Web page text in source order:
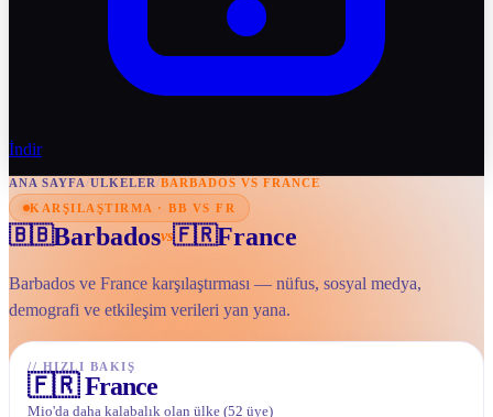
İndir
ANA SAYFA/ULKELER/BARBADOS VS FRANCE
KARŞILAŞTIRMA · BB VS FR
🇧🇧Barbadosvs🇫🇷France
Barbados ve France karşılaştırması — nüfus, sosyal medya,
demografi ve etkileşim verileri yan yana.
// HIZLI BAKIŞ
🇫🇷 France
Mio'da daha kalabalık olan ülke (52 üye)